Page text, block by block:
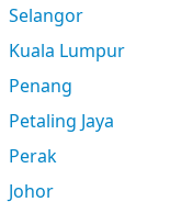
Selangor
Kuala Lumpur
Penang
Petaling Jaya
Perak
Johor